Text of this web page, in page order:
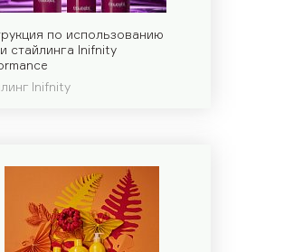
по использованию
стайлинга Inifnity
Inifnity